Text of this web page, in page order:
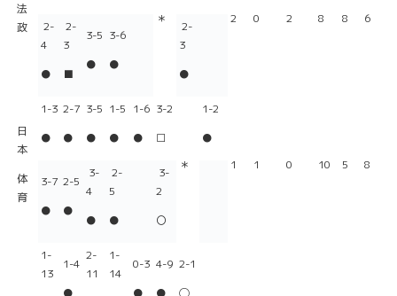
法
政
＊
2
0 2 8 8 6
2-
4
●
2-
3
■
3-5
●
3-6
●
2-
3
●
日
本
体
育
1-3
●
2-7
●
3-5
●
1-5
●
1-6
●
3-2
□
＊
1-2
●
1
1 0 10 5
8
3-7
●
2-5
●
3-
4
●
2-
5
●
3-
2
〇
1-
13
1-4
●
2-
11
1-
14
0-3
●
4-9
●
2-1
◯